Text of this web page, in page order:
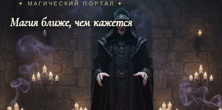
✦ МАГИЧЕСКИЙ ПОРТАЛ ✦
Магия ближе, чем кажется